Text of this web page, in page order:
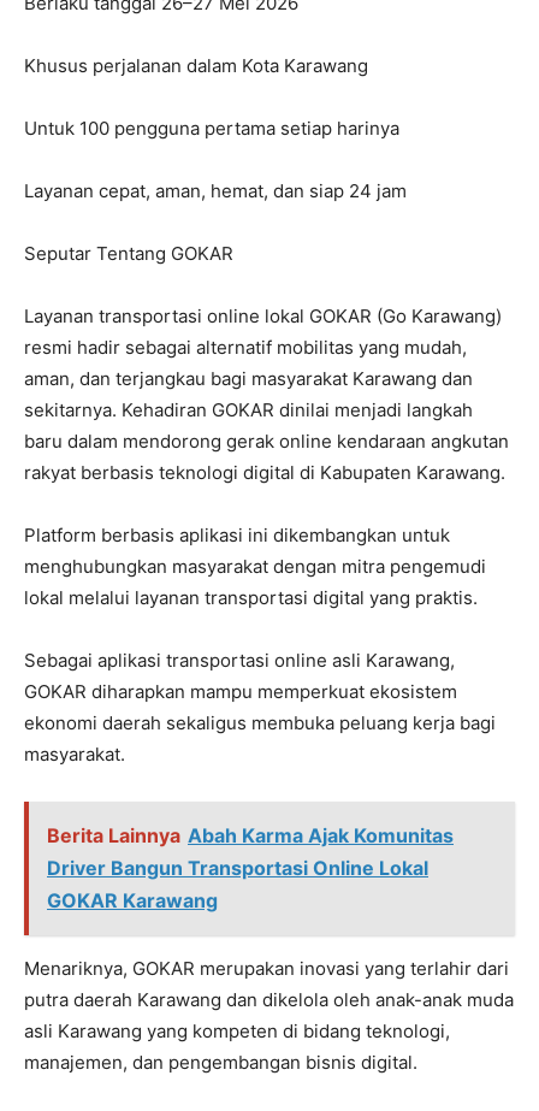
Khusus perjalanan dalam Kota Karawang
Untuk 100 pengguna pertama setiap harinya
Layanan cepat, aman, hemat, dan siap 24 jam
Seputar Tentang GOKAR
Layanan transportasi online lokal GOKAR (Go Karawang)
resmi hadir sebagai alternatif mobilitas yang mudah,
aman, dan terjangkau bagi masyarakat Karawang dan
sekitarnya. Kehadiran GOKAR dinilai menjadi langkah
baru dalam mendorong gerak online kendaraan angkutan
rakyat berbasis teknologi digital di Kabupaten Karawang.
Platform berbasis aplikasi ini dikembangkan untuk
menghubungkan masyarakat dengan mitra pengemudi
lokal melalui layanan transportasi digital yang praktis.
Sebagai aplikasi transportasi online asli Karawang,
GOKAR diharapkan mampu memperkuat ekosistem
ekonomi daerah sekaligus membuka peluang kerja bagi
masyarakat.
Berita Lainnya Abah Karma Ajak Komunitas
Driver Bangun Transportasi Online Lokal
GOKAR Karawang
Menariknya, GOKAR merupakan inovasi yang terlahir dari
putra daerah Karawang dan dikelola oleh anak-anak muda
asli Karawang yang kompeten di bidang teknologi,
manajemen, dan pengembangan bisnis digital.